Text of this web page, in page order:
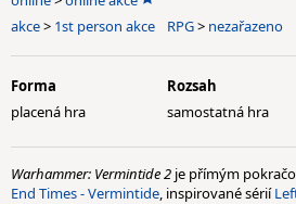
akce> 1st person akce RPG> nezařazeno
Forma
placená hra
Rozsah
samostatná hra
Warhammer: Vermintide 2 je přímým
End Times - Vermintide, inspirované sérií